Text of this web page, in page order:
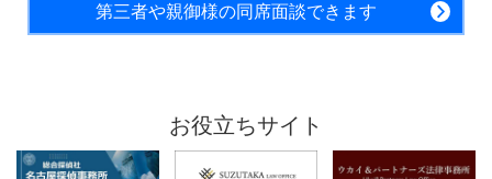
第三者や親御様の同席面談できます
お役立ちサイト